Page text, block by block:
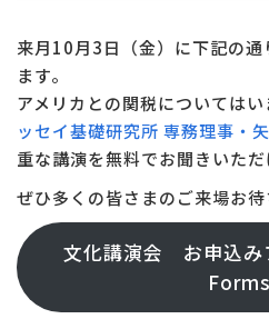
来月10月3日（金）に下記の
ます。
アメリカとの関税についてはい
ッセイ基礎研究所 専務理事・
重な講演を無料でお聞きいただ
ぜひ多くの皆さまのご来場お待
文化講演会 お申込み
Forms